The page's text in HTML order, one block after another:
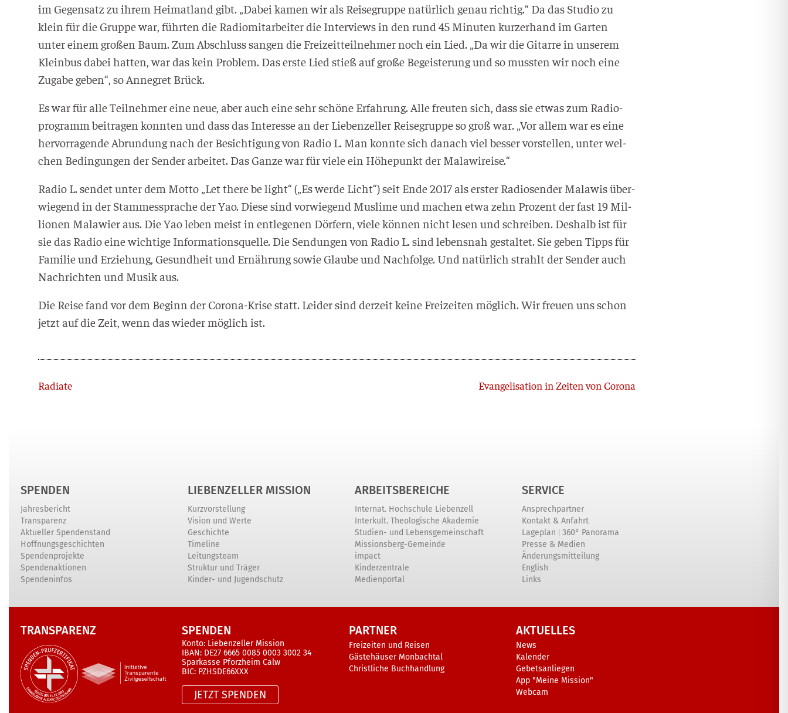
im Gegen­satz zu ihrem Hei­mat­land gibt. „Dabei kamen wir als Rei­se­grup­pe natür­lich genau rich­tig.“ Da das Stu­dio zu
klein für die Grup­pe war, führ­ten die Radio­mit­ar­bei­ter die Inter­views in den rund 45 Minu­ten kur­zer­hand im Gar­ten
unter einem gro­ßen Baum. Zum Abschluss san­gen die Frei­zeit­teil­neh­mer noch ein Lied. „Da wir die Gitar­re in unse­rem
Klein­bus dabei hat­ten, war das kein Pro­blem. Das ers­te Lied stieß auf gro­ße Begeis­te­rung und so muss­ten wir noch eine
Zuga­be geben“, so Anne­gret Brück.
Es war für alle Teil­neh­mer eine neue, aber auch eine sehr schö­ne Erfah­rung. Alle freu­ten sich, dass sie etwas zum Radio­
pro­gramm bei­tra­gen konn­ten und dass das Inter­es­se an der Lie­ben­zel­ler Rei­se­grup­pe so groß war. „Vor allem war es eine
her­vor­ra­gen­de Abrun­dung nach der Besich­ti­gung von Radio L. Man konn­te sich danach viel bes­ser vor­stel­len, unter wel­
chen Bedin­gun­gen der Sen­der arbei­tet. Das Gan­ze war für vie­le ein Höhe­punkt der Malawireise.“
Radio L. sen­det unter dem Mot­to „Let the­re be light“ („Es wer­de Licht“) seit Ende 2017 als ers­ter Radio­sen­der Mala­wis über­
wie­gend in der Stam­mes­spra­che der Yao. Die­se sind vor­wie­gend Mus­li­me und machen etwa zehn Pro­zent der fast 19 Mil­
lio­nen Mala­wi­er aus. Die Yao leben meist in ent­le­ge­nen Dör­fern, vie­le kön­nen nicht lesen und schrei­ben. Des­halb ist für
sie das Radio eine wich­ti­ge Infor­ma­ti­ons­quel­le. Die Sen­dun­gen von Radio L. sind lebens­nah gestal­tet. Sie geben Tipps für
Fami­lie und Erzie­hung, Gesund­heit und Ernäh­rung sowie Glau­be und Nach­fol­ge. Und natür­lich strahlt der Sen­der auch
Nach­rich­ten und Musik aus.
Die Rei­se fand vor dem Beginn der Coro­na-Kri­se statt. Lei­der sind der­zeit kei­ne Frei­zei­ten mög­lich. Wir freu­en uns schon
jetzt auf die Zeit, wenn das wie­der mög­lich ist.
Zurück
Radiate Evangelisation in Zeiten von CoronaNächster
SPENDEN
Jahresbericht
Transparenz
Aktueller Spendenstand
Hoffnungsgeschichten
Spendenprojekte
Spendenaktionen
Spendeninfos
LIEBENZELLER MISSION
Kurzvorstellung
Vision und Werte
Geschichte
Timeline
Leitungsteam
Struktur und Träger
Kinder- und Jugendschutz
ARBEITSBEREICHE
Internat. Hochschule Liebenzell
Interkult. Theologische Akademie
Studien- und Lebensgemeinschaft
Missionsberg-Gemeinde
impact
Kinderzentrale
Medienportal
SERVICE
Ansprechpartner
Kontakt & Anfahrt
Lageplan | 360° Panorama
Presse & Medien
Änderungsmitteilung
English
Links
TRANSPARENZ SPENDEN
Konto: Liebenzeller Mission
IBAN: DE27 6665 0085 0003 3002 34
Sparkasse Pforzheim Calw
BIC: PZHSDE66XXX
JETZT SPENDEN
PARTNER
Freizeiten und Reisen
Gästehäuser Monbachtal
Christliche Buchhandlung
AKTUELLES
News
Kalender
Gebetsanliegen
App "Meine Mission"
Webcam